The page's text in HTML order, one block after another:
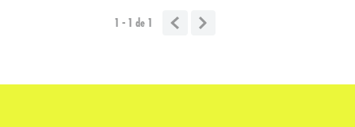
1 - 1de 1